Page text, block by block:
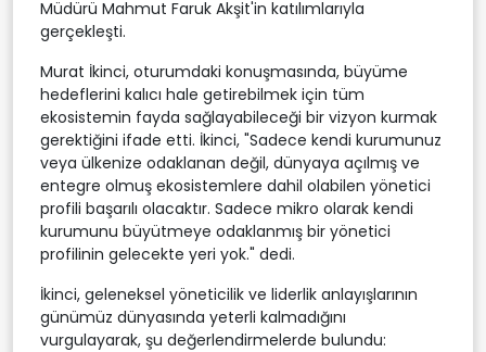
Müdürü Mahmut Faruk Akşit'in katılımlarıyla
gerçekleşti.
Murat İkinci, oturumdaki konuşmasında, büyüme
hedeflerini kalıcı hale getirebilmek için tüm
ekosistemin fayda sağlayabileceği bir vizyon kurmak
gerektiğini ifade etti. İkinci, "Sadece kendi kurumunuz
veya ülkenize odaklanan değil, dünyaya açılmış ve
entegre olmuş ekosistemlere dahil olabilen yönetici
profili başarılı olacaktır. Sadece mikro olarak kendi
kurumunu büyütmeye odaklanmış bir yönetici
profilinin gelecekte yeri yok." dedi.
İkinci, geleneksel yöneticilik ve liderlik anlayışlarının
günümüz dünyasında yeterli kalmadığını
vurgulayarak, şu değerlendirmelerde bulundu: